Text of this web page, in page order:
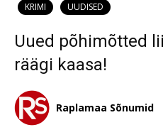
KRIMI UUDISED
Uued põhimõtted
räägi kaasa!
Raplamaa Sõnumid